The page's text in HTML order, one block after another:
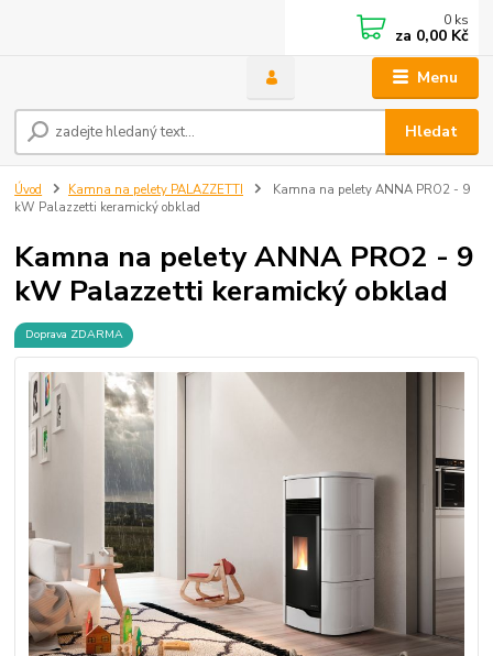
Menu
Hledat
0 ks
za 0,00 Kč
Úvod Kamna na pelety PALAZZETTI
Kamna na pelety ANNA PRO2 - 9
kW Palazzetti keramický obklad
Kamna na pelety ANNA PRO2 - 9
kW Palazzetti keramický obklad
Doprava ZDARMA